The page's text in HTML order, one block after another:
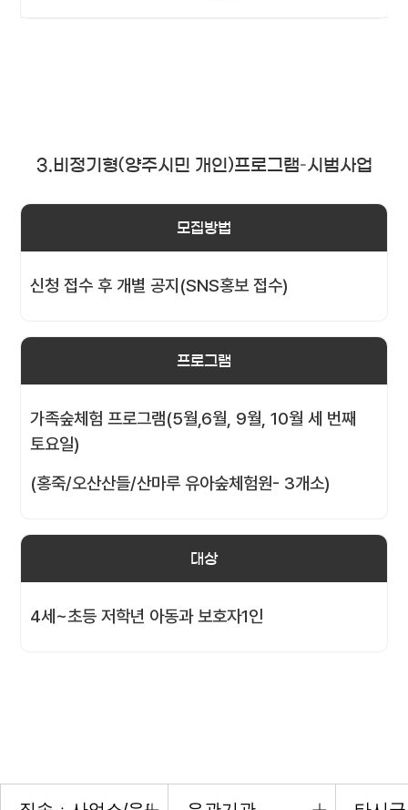
3.비정기형(양주시민 개인)프로그램–시범사업
모집방법
신청 접수 후 개별 공지(SNS홍보 접수)
프로그램
가족숲체험 프로그램(5월,6월, 9월, 10월 세 번째
토요일)
(홍죽/오산산들/산마루 유아숲체험원- 3개소)
대상
4세~초등 저학년 아동과 보호자1인